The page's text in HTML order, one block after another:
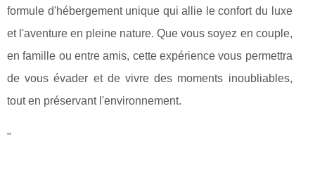
formule d'hébergement unique qui allie le confort du luxe
et l'aventure en pleine nature. Que vous soyez en couple,
en famille ou entre amis, cette expérience vous permettra
de vous évader et de vivre des moments inoubliables,
tout en préservant l'environnement.
"